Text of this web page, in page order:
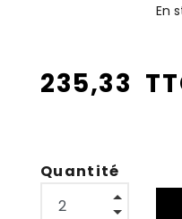
En
235,33
Quantité